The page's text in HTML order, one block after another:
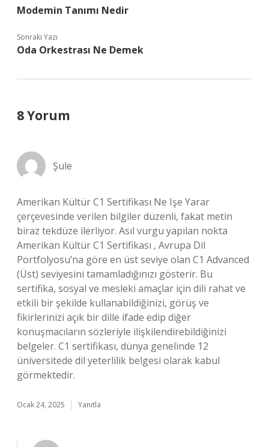
Modemin Tanımı Nedir
Sonraki Yazı
Oda Orkestrası Ne Demek
8 Yorum
Şule
Amerikan Kültür C1 Sertifikası Ne Işe Yarar
çerçevesinde verilen bilgiler düzenli, fakat metin
biraz tekdüze ilerliyor. Asıl vurgu yapılan nokta
Amerikan Kültür C1 Sertifikası , Avrupa Dil
Portfolyosu’na göre en üst seviye olan C1 Advanced
(Üst) seviyesini tamamladığınızı gösterir. Bu
sertifika, sosyal ve mesleki amaçlar için dili rahat ve
etkili bir şekilde kullanabildiğinizi, görüş ve
fikirlerinizi açık bir dille ifade edip diğer
konuşmacıların sözleriyle ilişkilendirebildiğinizi
belgeler. C1 sertifikası, dünya genelinde 12
üniversitede dil yeterlilik belgesi olarak kabul
görmektedir.
Ocak 24, 2025 Yanıtla